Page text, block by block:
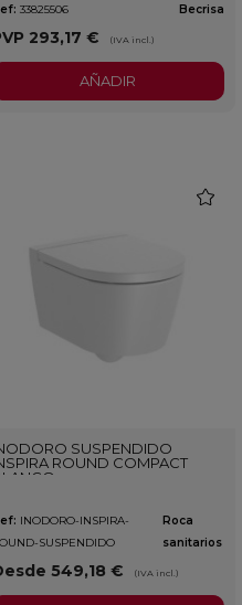
33825506 Becrisa
293,17 € (IVA incl.)
AÑADIR
SUSPENDIDO
ROUND COMPACT
INODORO-INSPIRA-
SUSPENDIDO
Roca
sanitarios
549,18 € (IVA incl.)